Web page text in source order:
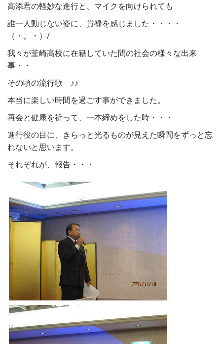
高添君の軽妙な進行と、マイクを向けられても
誰一人動じない姿に、貫禄を感じました・・・・
（・。・）/
我々が韮崎高校に在籍していた間の社会の様々な出来
事・・
その頃の流行歌 ♪♪
本当に楽しい時間を過ごす事ができました。
再会と健康を祈って、一本締めをした時・・・
進行役の目に、きらっと光るものが見えた瞬間をずっと忘
れないと思います。
それぞれが、報告・・・